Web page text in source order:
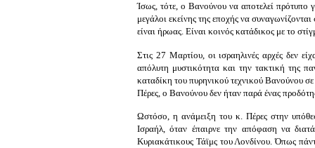
Ίσως, τότε, ο Βανούνου να αποτελεί πρότυπο
μεγάλοι εκείνης της εποχής να
είναι ήρωας. Είναι κοινός κατάδικος με το
Στις 27 Μαρτίου, οι ισραηλινές αρχές δεν
απόλυτη μυστικότητα και την τακτική της
καταδίκη του πυρηνικού τεχνικού Βανούνου
Πέρες, ο Βανούνου δεν ήταν παρά ένας
Ωστόσο, η ανάμειξη του κ. Πέρες στην
Ισραήλ, όταν έπαιρνε την απόφαση να
Κυριακάτικους Τάϊμς του Λονδίνου. Όπως